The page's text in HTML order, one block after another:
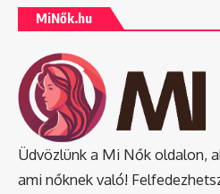
MiNők.hu
Üdvözlünk a Mi Nők oldalon,
ami nőknek való!